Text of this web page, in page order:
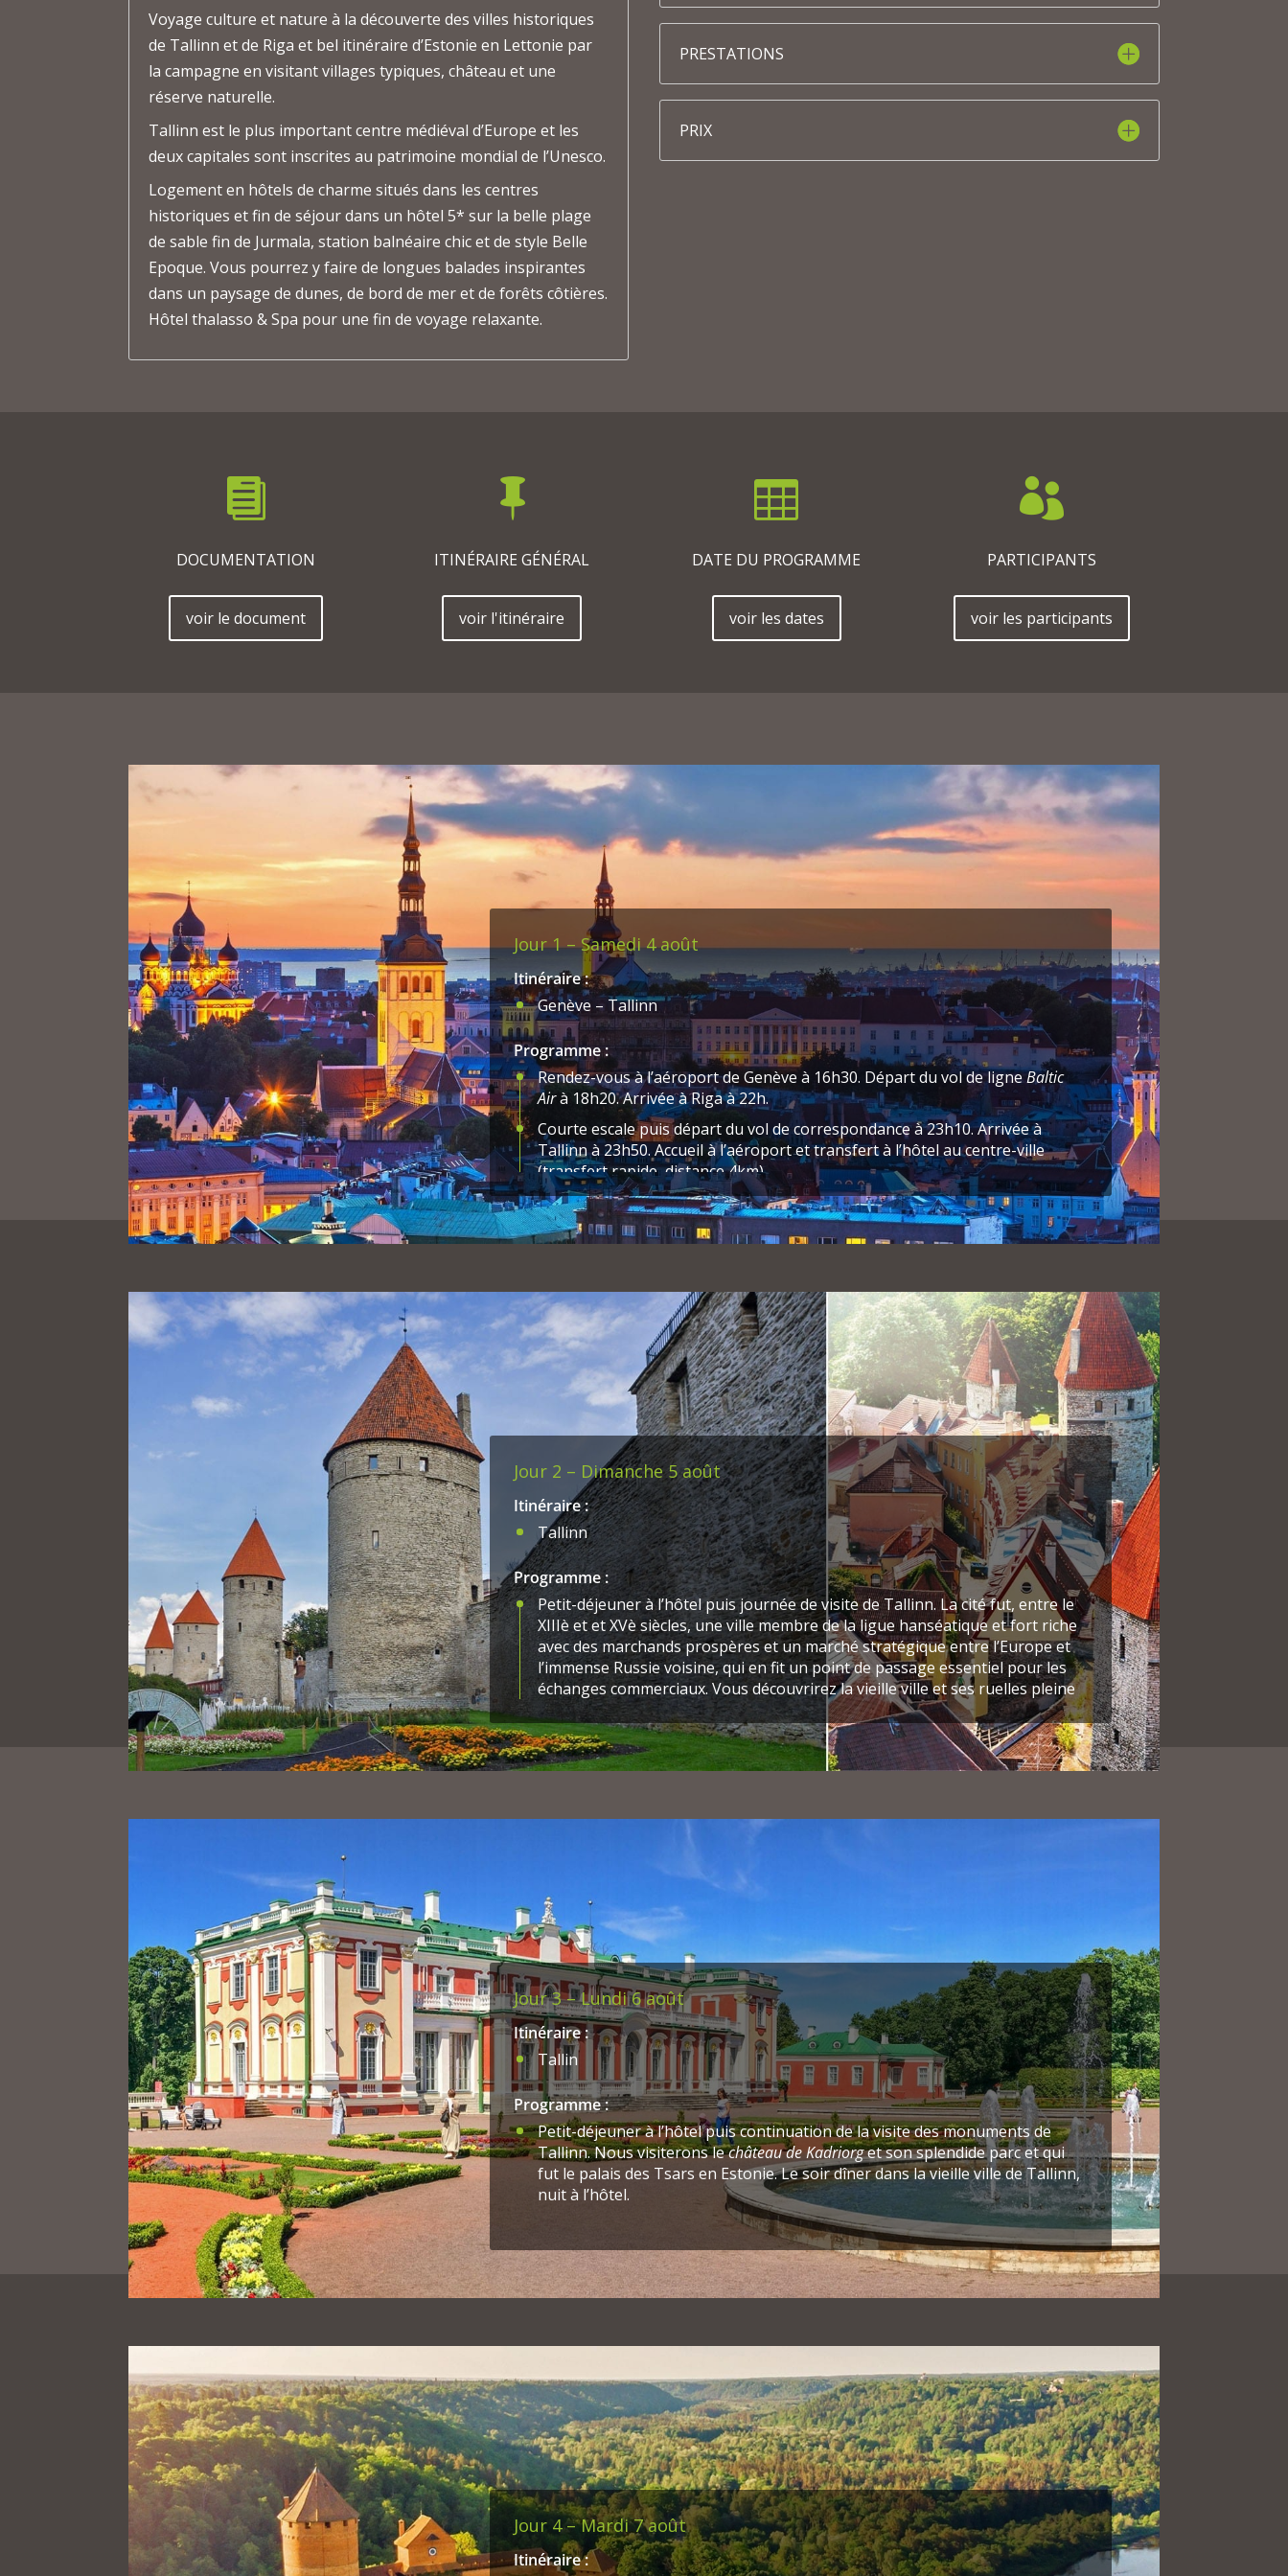
Voyage culture et nature à la découverte des villes historiques
de Tallinn et de Riga et bel itinéraire d’Estonie en Lettonie par
la campagne en visitant villages typiques, château et une
réserve naturelle.
Tallinn est le plus important centre médiéval d’Europe et les
deux capitales sont inscrites au patrimoine mondial de l’Unesco.
Logement en hôtels de charme situés dans les centres
historiques et fin de séjour dans un hôtel 5* sur la belle plage
de sable fin de Jurmala, station balnéaire chic et de style Belle
Epoque. Vous pourrez y faire de longues balades inspirantes
dans un paysage de dunes, de bord de mer et de forêts côtières.
Hôtel thalasso & Spa pour une fin de voyage relaxante.
PRESTATIONS
PRIX

DOCUMENTATION
voir le document

ITINÉRAIRE GÉNÉRAL
voir l'itinéraire

DATE DU PROGRAMME
voir les dates

PARTICIPANTS
voir les participants
Jour 1 – Samedi 4 août
Itinéraire :
Genève – Tallinn
Programme :
Rendez-vous à l’aéroport de Genève à 16h30. Départ du vol de ligneBaltic
Airà 18h20. Arrivée à Riga à 22h.
Courte escale puis départ du vol de correspondance à 23h10. Arrivée à
Tallinn à 23h50. Accueil à l’aéroport et transfert à l’hôtel au centre-ville
(transfert rapide, distance 4km).
Installation à l’hôtel de charmeOld Town Maestro’sidéalement situé en plein
cœur de la vieille-ville historique.
Jour 2 – Dimanche 5 août
Itinéraire :
Tallinn
Programme :
Petit-déjeuner à l’hôtel puis journée de visite de Tallinn. La cité fut, entre le
XIIIè et et XVè siècles, une ville membre de la ligue hanséatique et fort riche
avec des marchands prospères et un marché stratégique entre l’Europe et
l’immense Russie voisine, qui en fit un point de passage essentiel pour les
échanges commerciaux. Vous découvrirez la vieille ville et ses ruelles pleine
de charme et ferez une balade sur les remparts qui ceignent la cité
historique.
Visite duchâteau médiéval de Toompea
construit par les chevaliers
de la Suède en 1561.
cathédrale Alexandre Nevski, construite entre 1895 et 1900 dans le cadre de
la russification de l’Estonie, financée par de riches marchands et dédiée au
saint patron du Tsar Alexandre III.
Jour 3 – Lundi 6 août
Itinéraire :
Tallin
Programme :
Petit-déjeuner à l’hôtel puis continuation de la visite des monuments de
Tallinn. Nous visiterons lechâteau de Kadriorget son splendide parc et qui
fut le palais des Tsars en Estonie. Le soir dîner dans la vieille ville de Tallinn,
nuit à l’hôtel.
Jour 4 – Mardi 7 août
Itinéraire :